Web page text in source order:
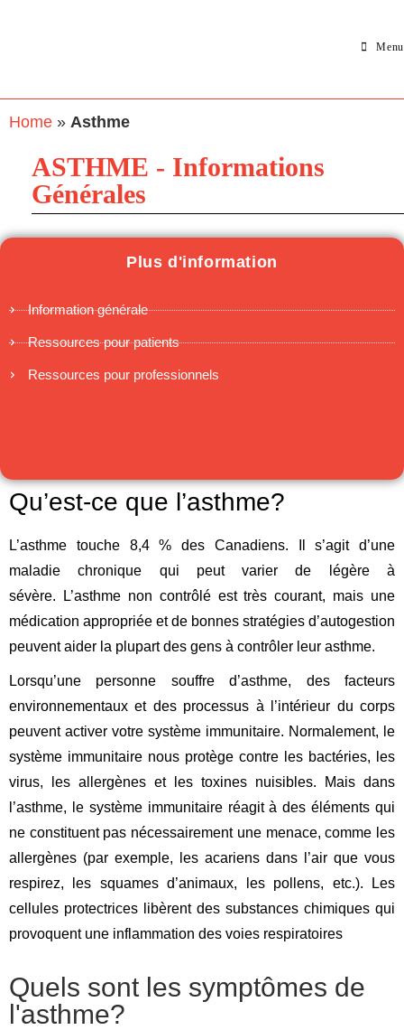
Menu
Home » Asthme
ASTHME - Informations
Générales
Plus d'information
Information générale
Ressources pour patients
Ressources pour professionnels
Qu’est-ce que l’asthme?
L’asthme touche 8,4 % des Canadiens. Il s’agit d’une
maladie chronique qui peut varier de légère à
sévère. L’asthme non contrôlé est très courant, mais une
médication appropriée et de bonnes stratégies d’autogestion
peuvent aider la plupart des gens à contrôler leur asthme.
Lorsqu’une personne souffre d’asthme, des facteurs
environnementaux et des processus à l’intérieur du corps
peuvent activer votre système immunitaire. Normalement, le
système immunitaire nous protège contre les bactéries, les
virus, les allergènes et les toxines nuisibles. Mais dans
l’asthme, le système immunitaire réagit à des éléments qui
ne constituent pas nécessairement une menace, comme les
allergènes (par exemple, les acariens dans l’air que vous
respirez, les squames d’animaux, les pollens, etc.). Les
cellules protectrices libèrent des substances chimiques qui
provoquent une inflammation des voies respiratoires
Quels sont les symptômes de
l'asthme?